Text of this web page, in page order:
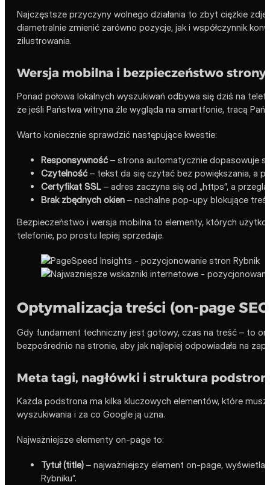
Najczęstsze przyczyny wolnego działania to zbyt ciężkie
diametralnie zmienić zarówno pozycje, jak i współczynnik
zilustrowania.
Wersja mobilna i bezpieczeństwo strony
Ponad połowa lokalnych wyszukiwań odbywa się dziś na
że jeśli Państwa witryna źle wygląda na smartfonie, tracą
Warto koniecznie sprawdzić następujące kwestie:
Responsywność– strona automatycznie dopasowuje
Czytelność– tekst da się czytać bez powiększania, a
Certyfikat SSL – adres zaczyna się od „https”, a
Brak zbędnych okien – nachalne pop-upy blokujące
Bezpieczeństwo i wersja mobilna to elementy, których
telefonie, po prostu lepiej sprzedaje.
Optymalizacja treści (on-page
Gdy fundament techniczny jest gotowy, czas na treść – to
bezpośrednio na stronie, aby jak najlepiej odpowiadała na
Meta tagi, nagłówki i struktura
Każda podstrona ma kilka kluczowych elementów, które
wyszukiwania i za co Google ją uzna.
Najważniejsze elementy on-page to:
Tytuł (title) – najważniejszy element on-page,
Rybniku”.